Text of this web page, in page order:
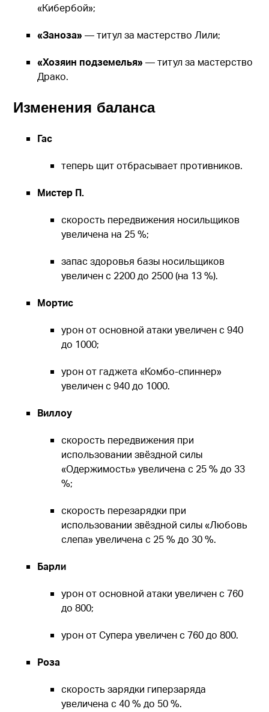
«Кибербой»;
«Заноза» — титул за мастерство Лили;
«Хозяин подземелья» — титул за мастерство
Драко.
Изменения баланса
Гас
теперь щит отбрасывает противников.
Мистер П.
скорость передвижения носильщиков
увеличена на 25 %;
запас здоровья базы носильщиков
увеличен с 2200 до 2500 (на 13 %).
Мортис
урон от основной атаки увеличен с 940
до 1000;
урон от гаджета «Комбо-спиннер»
увеличен с 940 до 1000.
Виллоу
скорость передвижения при
использовании звёздной силы
«Одержимость» увеличена с 25 % до 33
%;
скорость перезарядки при
использовании звёздной силы «Любовь
слепа» увеличена с 25 % до 30 %.
Барли
урон от основной атаки увеличен с 760
до 800;
урон от Супера увеличен с 760 до 800.
Роза
скорость зарядки гиперзаряда
увеличена с 40 % до 50 %.